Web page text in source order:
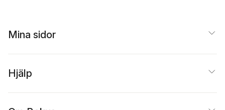
Mina sidor
Hjälp